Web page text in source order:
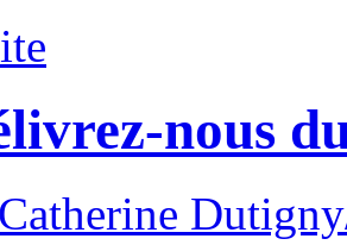
nous
Catherine